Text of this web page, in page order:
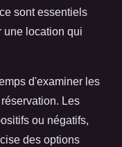
sont essentiels
une location qui
d'examiner les
Les
ou négatifs,
des options